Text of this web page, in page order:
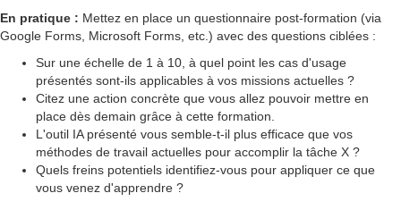
En pratique : Mettez en place un questionnaire post-formation (via
Google Forms, Microsoft Forms, etc.) avec des questions ciblées :
Sur une échelle de 1 à 10, à quel point les cas d'usage
présentés sont-ils applicables à vos missions actuelles ?
Citez une action concrète que vous allez pouvoir mettre en
place dès demain grâce à cette formation.
L'outil IA présenté vous semble-t-il plus efficace que vos
méthodes de travail actuelles pour accomplir la tâche X ?
Quels freins potentiels identifiez-vous pour appliquer ce que
vous venez d'apprendre ?